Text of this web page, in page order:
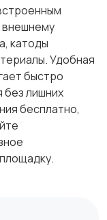
внешнему
катоды
Удобная
быстро
лишних
бесплатно,